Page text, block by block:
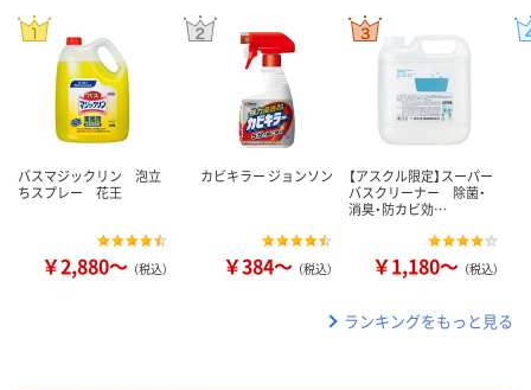
バスマジックリン 泡立
ちスプレー 花王
￥2,880～ （税込）
カビキラー ジョンソン
￥384～ （税込）
【アスクル限定】スーパー
バスクリーナー 除菌・
消臭・防カビ効…
￥1,180～ （税込）
ランキングをもっと見る